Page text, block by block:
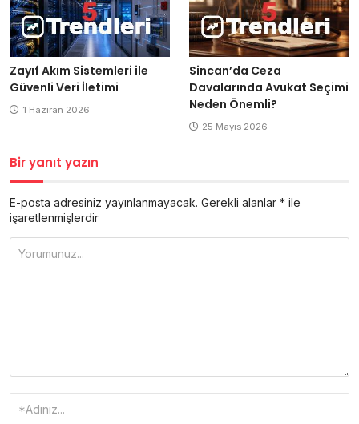
Zayıf Akım Sistemleri ile
Güvenli Veri İletimi
1 Haziran 2026
Sincan’da Ceza
Davalarında Avukat Seçimi
Neden Önemli?
25 Mayıs 2026
Bir yanıt yazın
E-posta adresiniz yayınlanmayacak. Gerekli alanlar * ile
işaretlenmişlerdir